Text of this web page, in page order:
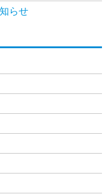
らせ